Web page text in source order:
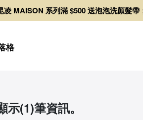
MAISON 系列滿 $500 送泡泡洗顏髮帶
格
(1)筆資訊。